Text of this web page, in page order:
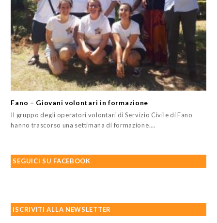
Fano – Giovani volontari in formazione
Il gruppo degli operatori volontari di Servizio Civile di Fano
hanno trascorso una settimana di formazione.…
SEGUICI SU FACEBOOK
ISCRIVITI ALLA NEWSLETTER